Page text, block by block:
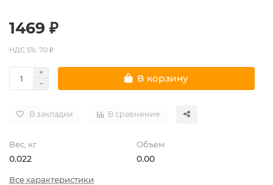
1469 ₽
НДС 5%: 70 ₽
В корзину
В закладки В сравнение
Вес, кг
0.022
Объем
0.00
Все характеристики